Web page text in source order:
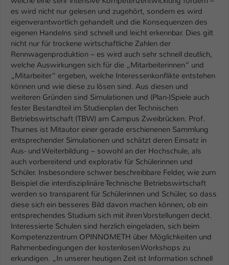
es wird nicht nur gelesen und zugehört, sondern es wird
eigenverantwortlich gehandelt und die Konsequenzen des
eigenen Handelns sind schnell und leicht erkennbar. Dies gilt
nicht nur für trockene wirtschaftliche Zahlen der
Rennwagenproduktion – es wird auch sehr schnell deutlich,
welche Auswirkungen sich für die „Mitarbeiterinnen“ und
„Mitarbeiter“ ergeben, welche Interessenkonflikte entstehen
können und wie diese zu lösen sind. Aus diesen und
weiteren Gründen sind Simulationen und (Plan-)Spiele auch
fester Bestandteil im Studienplan der Technischen
Betriebswirtschaft (TBW) am Campus Zweibrücken. Prof.
Thurnes ist Mitautor einer gerade erschienenen Sammlung
entsprechender Simulationen und schätzt deren Einsatz in
Aus- und Weiterbildung – sowohl an der Hochschule, als
auch vorbereitend und explorativ für Schülerinnen und
Schüler. Insbesondere schwer beschreibbare Felder, wie zum
Beispiel die interdisziplinäre Technische Betriebswirtschaft
werden so transparent für Schülerinnen und Schüler, so dass
diese sich ein besseres Bild davon machen können, ob ein
entsprechendes Studium sich mit ihren Vorstellungen deckt.
Interessierte Schulen sind herzlich eingeladen, sich beim
Kompetenzzentrum OPINNOMETH über Möglichkeiten und
Rahmenbedingungen der kostenlosen Workshops zu
erkundigen. „In unserer heutigen Zeit ist Information schnell